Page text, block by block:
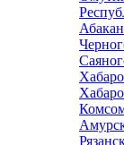
Абакан